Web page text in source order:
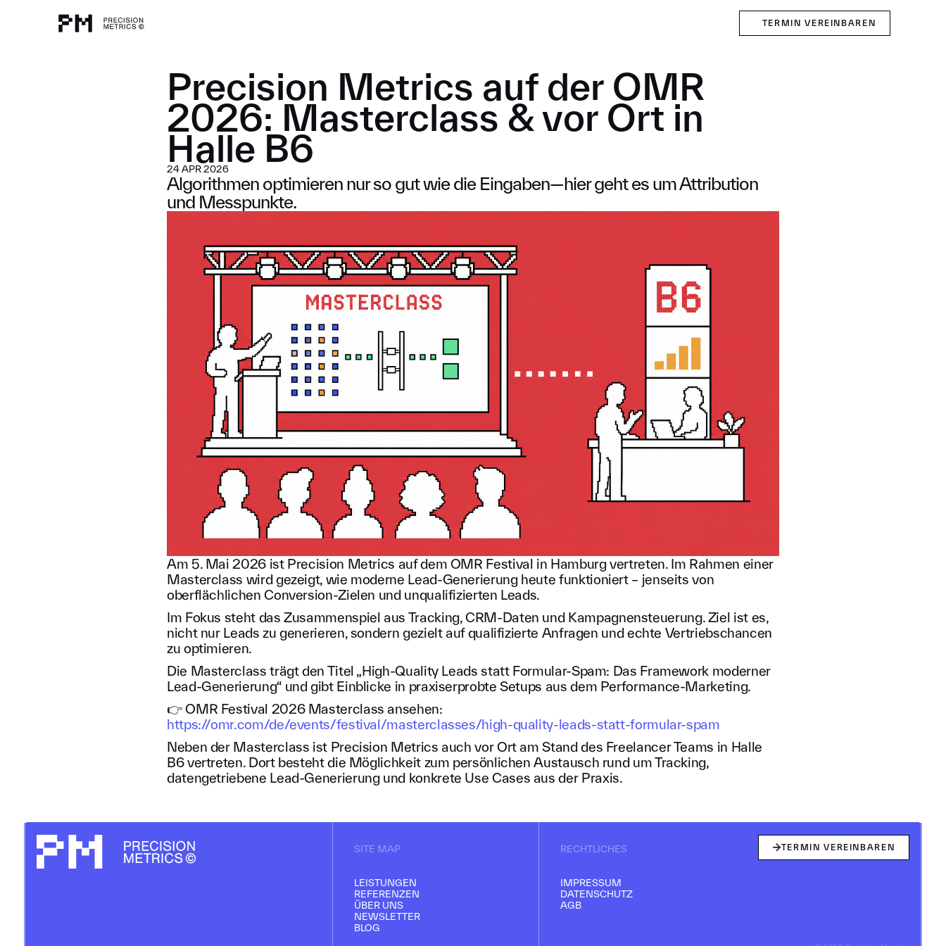
TERMIN VEREINBAREN
Precision Metrics auf der OMR
2026: Masterclass & vor Ort in
Halle B6
24 APR 2026
Algorithmen optimieren nur so gut wie die Eingaben—hier geht es um Attribution
und Messpunkte.
Am 5. Mai 2026 ist Precision Metrics auf dem OMR Festival in Hamburg vertreten. Im Rahmen einer
Masterclass wird gezeigt, wie moderne Lead-Generierung heute funktioniert – jenseits von
oberflächlichen Conversion-Zielen und unqualifizierten Leads.
Im Fokus steht das Zusammenspiel aus Tracking, CRM-Daten und Kampagnensteuerung. Ziel ist es,
nicht nur Leads zu generieren, sondern gezielt auf qualifizierte Anfragen und echte Vertriebschancen
zu optimieren.
Die Masterclass trägt den Titel „High-Quality Leads statt Formular-Spam: Das Framework moderner
Lead-Generierung“ und gibt Einblicke in praxiserprobte Setups aus dem Performance-Marketing.
👉 OMR Festival 2026 Masterclass ansehen:
https://omr.com/de/events/festival/masterclasses/high-quality-leads-statt-formular-spam
Neben der Masterclass ist Precision Metrics auch vor Ort am Stand des Freelancer Teams in Halle
B6 vertreten. Dort besteht die Möglichkeit zum persönlichen Austausch rund um Tracking,
datengetriebene Lead-Generierung und konkrete Use Cases aus der Praxis.
SITE MAP
LEISTUNGEN
REFERENZEN
ÜBER UNS
NEWSLETTER
BLOG
RECHTLICHES
IMPRESSUM
DATENSCHUTZ
AGB
TERMIN VEREINBAREN